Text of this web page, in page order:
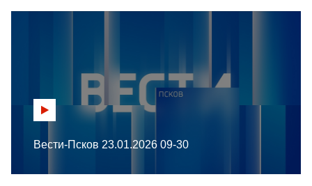
Вести-Псков 23.01.2026 09-30